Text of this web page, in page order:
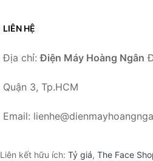
LIÊN HỆ
Địa chỉ:Điện Máy Hoàng Ngân
Quận 3, Tp.HCM
Email:
Liên kết hữu ích: Tỷ giá, The Face